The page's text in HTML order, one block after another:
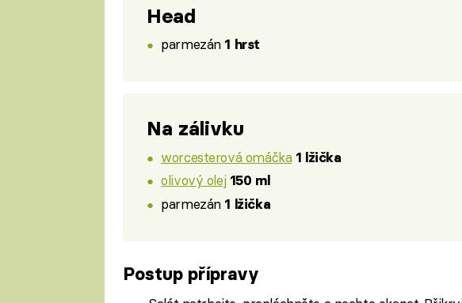
Head
parmezán 1 hrst
Na zálivku
worcesterová omáčka 1 lžička
olivový olej 150 ml
parmezán 1 lžička
Postup přípravy